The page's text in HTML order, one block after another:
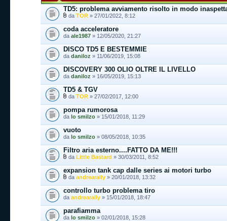
TD5: problema avviamento risolto in modo
da TOR » 27/01/2022, 8:12
coda acceleratore
da ale1987 » 12/05/2020, 21:27
DISCO TD5 E BESTEMMIE
da daniloz » 11/06/2019, 15:08
DISCOVERY 300 OLIO OLTRE IL LIVELLO
da daniloz » 16/05/2019, 15:13
TD5 & TGV
da TOR » 27/02/2017, 12:00
pompa rumorosa
da lo smilzo » 15/01/2018, 11:29
vuoto
da lo smilzo » 08/05/2018, 10:35
Filtro aria esterno....FATTO DA ME!!!
da Little Bastard » 30/03/2011, 8:52
expansion tank cap dalle series ai motori turbo
da andrearally » 20/01/2018, 13:32
controllo turbo problema tiro
da andrearally » 15/01/2018, 18:47
parafiamma
da lo smilzo » 02/01/2018, 15:28